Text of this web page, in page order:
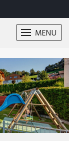
MENU